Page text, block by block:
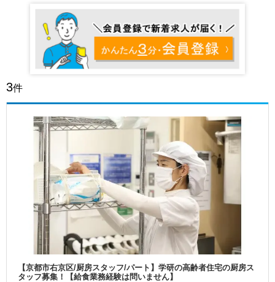
3件
【京都市右京区/厨房スタッフ/パート】学研の高齢者住宅の厨房ス
タッフ募集！【給食業務経験は問いません】